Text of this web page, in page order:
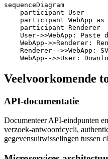
sequenceDiagram
    participant User
participant WebApp as
    participant Renderer
User->>WebApp: Paste
WebApp->>Renderer:
Renderer-->>WebApp:
WebApp-->>User:
Veelvoorkomende
API-documentatie
Documenteer API-eindpunten
verzoek-antwoordcycli,
gegevensuitwisselingen tussen